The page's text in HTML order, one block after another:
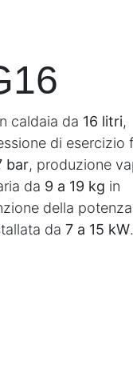
caldaia da 16 litri,
di esercizio
bar, produzione
da 9 a 19 kg in
della potenza
da 7 a 15 kW.